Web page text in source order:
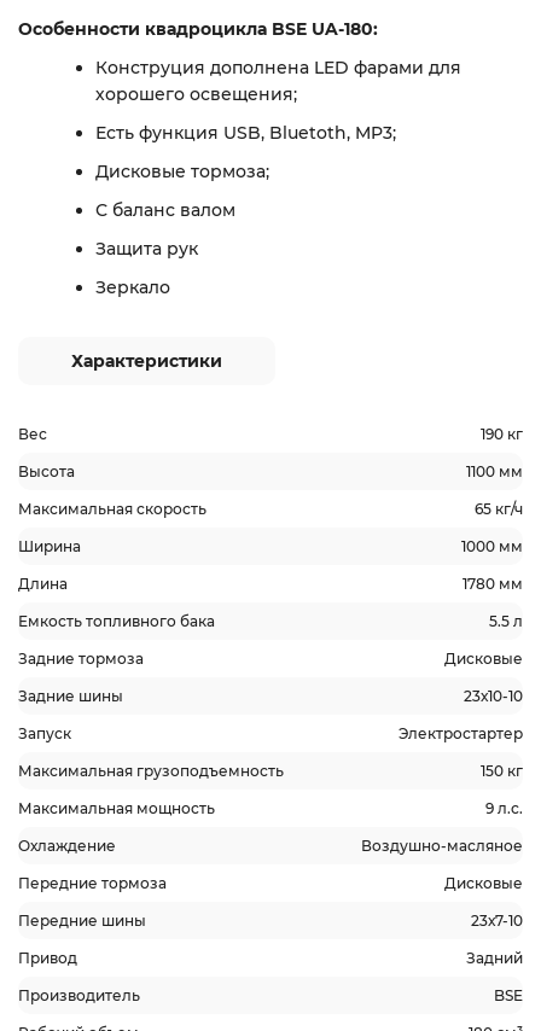
Особенности квадроцикла BSE UA-180:
Конструция дополнена LED фарами для
хорошего освещения;
Есть функция USB, Bluetoth, MP3;
Дисковые тормоза;
С баланс валом
Защита рук
Зеркало
Характеристики
Вес 190 кг
Высота 1100 мм
Максимальная скорость 65 кг/ч
Ширина 1000 мм
Длина 1780 мм
Емкость топливного бака 5.5 л
Задние тормоза Дисковые
Задние шины 23х10-10
Запуск Электростартер
Максимальная грузоподъемность 150 кг
Максимальная мощность 9 л.с.
Охлаждение Воздушно-масляное
Передние тормоза Дисковые
Передние шины 23х7-10
Привод Задний
Производитель BSE